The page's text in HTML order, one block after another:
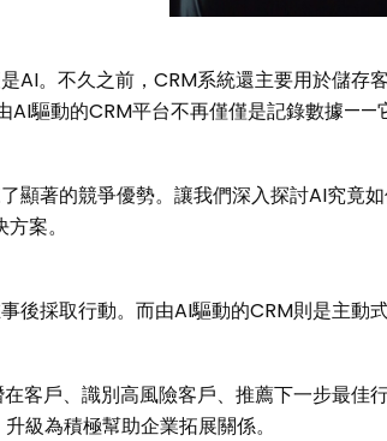
AI。不久之前，CRM系統還主要用於儲存
驅動的CRM平台不再僅僅是記錄數據——
顯著的競爭優勢。讓我們深入探討AI究竟
案。
採取行動。而由AI驅動的CRM則是主動
客戶、識別高風險客戶、推薦下一步最佳
級為積極幫助企業拓展關係。